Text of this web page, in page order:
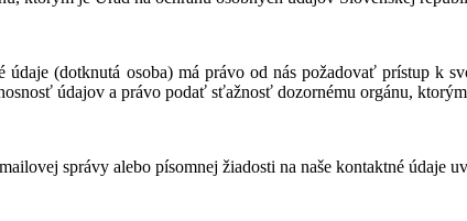
údaje (dotknutá osoba) má právo od nás požadovať prístup k
údajov a právo podať sťažnosť dozornému orgánu,
správy alebo písomnej žiadosti na naše kontaktné údaje